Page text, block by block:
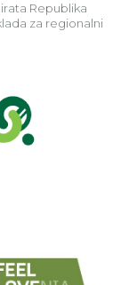
Republika
za regionalni